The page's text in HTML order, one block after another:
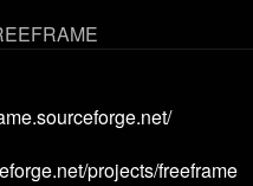
projects/freeframe